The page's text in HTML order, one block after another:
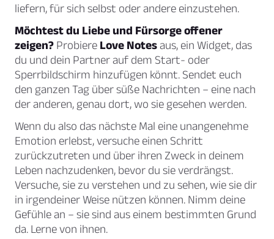
liefern, für sich selbst oder andere einzustehen.
Möchtest du Liebe und Fürsorge offener
zeigen? Probiere Love Notesaus, ein Widget, das
du und dein Partner auf dem Start- oder
Sperrbildschirm hinzufügen könnt. Sendet euch
den ganzen Tag über süße Nachrichten – eine nach
der anderen, genau dort, wo sie gesehen werden.
Wenn du also das nächste Mal eine unangenehme
Emotion erlebst, versuche einen Schritt
zurückzutreten und über ihren Zweck in deinem
Leben nachzudenken, bevor du sie verdrängst.
Versuche, sie zu verstehen und zu sehen, wie sie dir
in irgendeiner Weise nützen können. Nimm deine
Gefühle an – sie sind aus einem bestimmten Grund
da. Lerne von ihnen.